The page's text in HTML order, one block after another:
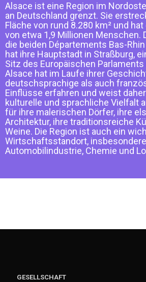
Alsace ist eine Region im
an Deutschland grenzt. Sie
Fläche von rund 8.280 km² und
von etwa 1,9 Millionen Menschen.
die beiden Départements Bas-
hat ihre Hauptstadt in Straßburg,
Sitz des Europäischen Parlaments
Alsace hat im Laufe ihrer
deutschsprachige als auch
Einflüsse erfahren und weist
kulturelle und sprachliche Vielfalt
für ihre malerischen Dörfer, ihre
Architektur, ihre traditionsreiche
Weine. Die Region ist auch ein
Wirtschaftsstandort,
Automobilindustrie, Chemie und
GESELLSCHAFT